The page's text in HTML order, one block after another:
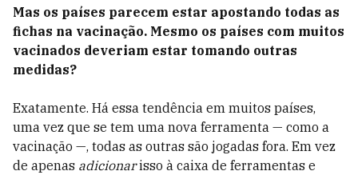
Mas os países parecem estar apostando todas as
fichas na vacinação. Mesmo os países com muitos
vacinados deveriam estar tomando outras
medidas?
Exatamente. Há essa tendência em muitos países,
uma vez que se tem uma nova ferramenta — como a
vacinação —, todas as outras são jogadas fora. Em vez
de apenas adicionarisso à caixa de ferramentas e